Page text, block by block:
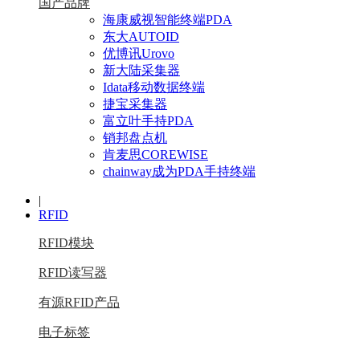
海康威视智能终端PDA
东大AUTOID
优博讯Urovo
新大陆采集器
Idata移动数据终端
捷宝采集器
富立叶手持PDA
销邦盘点机
肯麦思COREWISE
chainway成为PDA手持终端
|
RFID
RFID模块
RFID读写器
有源RFID产品
电子标签